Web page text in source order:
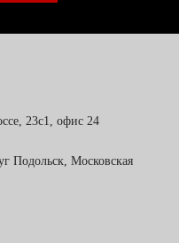
23с1, офис 24
Подольск, Московская